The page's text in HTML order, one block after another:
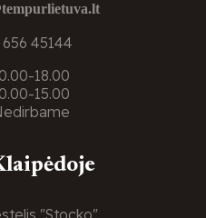
45144
18.00
15.00
"Stocko"